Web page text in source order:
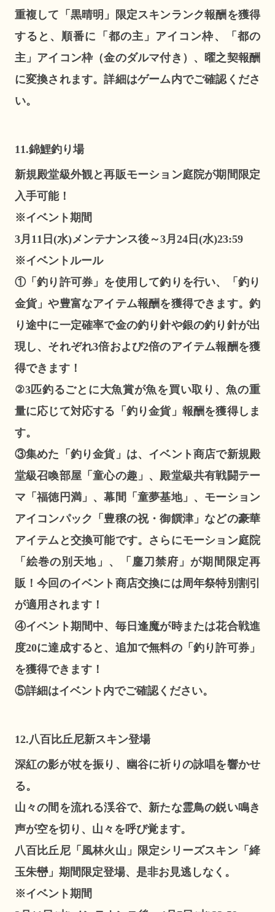
重複して「黒晴明」限定スキンランク報酬を獲得
すると、順番に「都の主」アイコン枠、「都の
主」アイコン枠（金のダルマ付き）、曜之契報酬
に変換されます。詳細はゲーム内でご確認くださ
い。
11.錦鯉釣り場
新規殿堂級外観と再販モーション庭院が期間限定
入手可能！
※イベント期間
3月11日(水)メンテナンス後～3月24日(水)23:59
※イベントルール
①「釣り許可券」を使用して釣りを行い、「釣り
金貨」や豊富なアイテム報酬を獲得できます。釣
り途中に一定確率で金の釣り針や銀の釣り針が出
現し、それぞれ3倍および2倍のアイテム報酬を獲
得できます！
②3匹釣るごとに大魚賞が魚を買い取り、魚の重
量に応じて対応する「釣り金貨」報酬を獲得しま
す。
③集めた「釣り金貨」は、イベント商店で新規殿
堂級召喚部屋「童心の趣」、殿堂級共有戦闘テー
マ「福徳円満」、幕間「童夢基地」、モーション
アイコンパック「豊穣の祝・御饌津」などの豪華
アイテムと交換可能です。さらにモーション庭院
「絵巻の別天地」、「鏖刀禁府」が期間限定再
販！今回のイベント商店交換には周年祭特別割引
が適用されます！
④イベント期間中、毎日逢魔が時または花合戦進
度20に達成すると、追加で無料の「釣り許可券」
を獲得できます！
⑤詳細はイベント内でご確認ください。
12.八百比丘尼新スキン登場
深紅の影が杖を振り、幽谷に祈りの詠唱を響かせ
る。
山々の間を流れる渓谷で、新たな霊鳥の鋭い鳴き
声が空を切り、山々を呼び覚ます。
八百比丘尼「風林火山」限定シリーズスキン「絳
玉朱巒」期間限定登場、是非お見逃しなく。
※イベント期間